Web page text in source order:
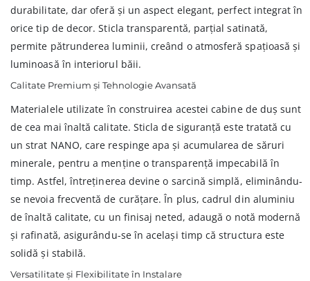
durabilitate, dar oferă și un aspect elegant, perfect integrat în
orice tip de decor. Sticla transparentă, parțial satinată,
permite pătrunderea luminii, creând o atmosferă spațioasă și
luminoasă în interiorul băii.
Calitate Premium și Tehnologie Avansată
Materialele utilizate în construirea acestei cabine de duș sunt
de cea mai înaltă calitate. Sticla de siguranță este tratată cu
un strat NANO, care respinge apa și acumularea de săruri
minerale, pentru a menține o transparență impecabilă în
timp. Astfel, întreținerea devine o sarcină simplă, eliminându-
se nevoia frecventă de curățare. În plus, cadrul din aluminiu
de înaltă calitate, cu un finisaj neted, adaugă o notă modernă
și rafinată, asigurându-se în același timp că structura este
solidă și stabilă.
Versatilitate și Flexibilitate în Instalare